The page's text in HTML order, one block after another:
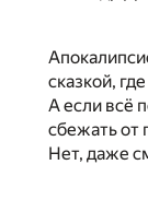
сказкой,
А если всё
сбежать от
Нет, даже